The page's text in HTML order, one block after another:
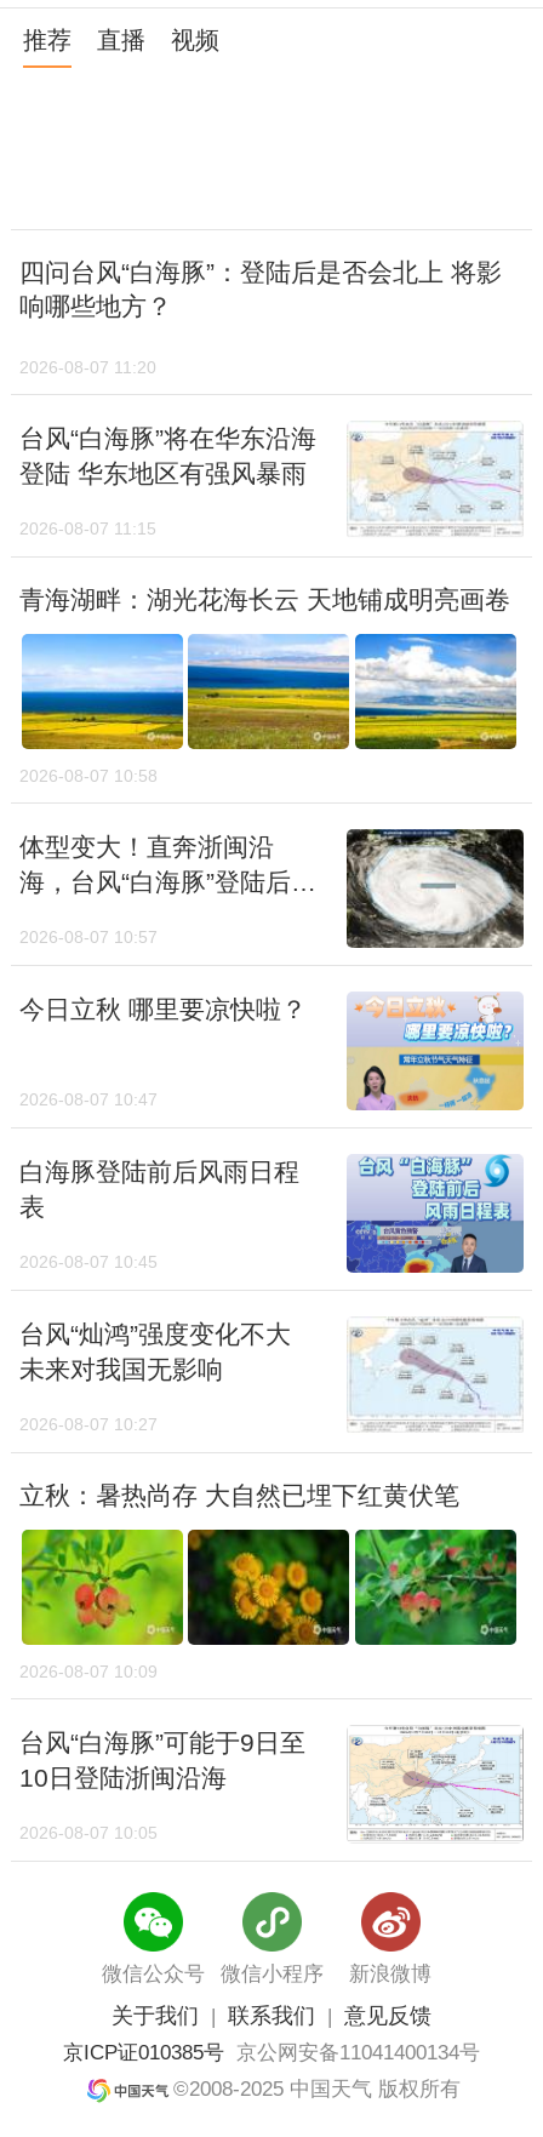
控制车辆。
推荐 直播 视频
四问台风“白海豚”：登陆后是否会北上 将影
响哪些地方？
2026-08-07 11:20
台风“白海豚”将在华东沿海
登陆 华东地区有强风暴雨
2026-08-07 11:15
青海湖畔：湖光花海长云 天地铺成明亮画卷
2026-08-07 10:58
体型变大！直奔浙闽沿
海，台风“白海豚”登陆后有
2026-08-07 10:57
今日立秋 哪里要凉快啦？
2026-08-07 10:47
白海豚登陆前后风雨日程
表
2026-08-07 10:45
台风“灿鸿”强度变化不大
未来对我国无影响
2026-08-07 10:27
立秋：暑热尚存 大自然已埋下红黄伏笔
2026-08-07 10:09
台风“白海豚”可能于9日至
10日登陆浙闽沿海
2026-08-07 10:05
微信公众号 微信小程序 新浪微博
关于我们 联系我们 意见反馈
京ICP证010385号 京公网安备11041400134号
©2008-2025 中国天气 版权所有